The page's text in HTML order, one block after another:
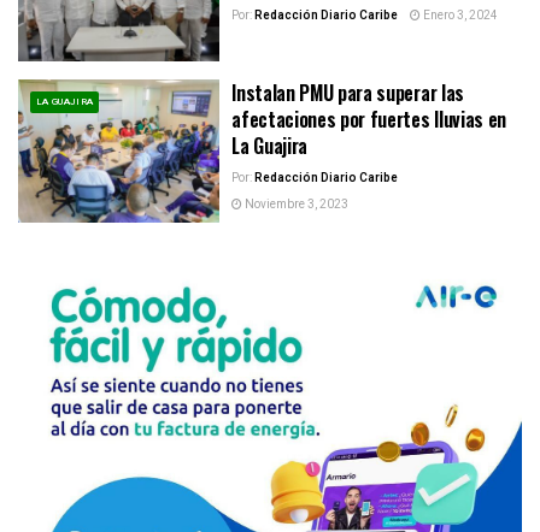
Por:Redacción Diario Caribe Enero 3, 2024
LA GUAJIRA
Instalan PMU para superar las
afectaciones por fuertes lluvias en
La Guajira
Por:Redacción Diario Caribe
Noviembre 3, 2023